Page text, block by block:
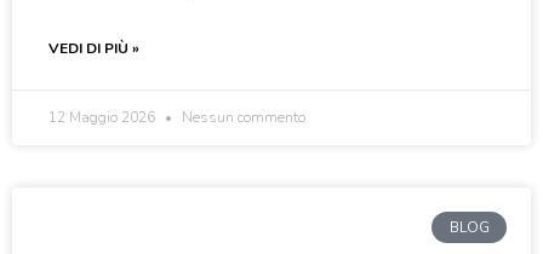
VEDI DI PIÙ »
12 Maggio 2026 Nessun commento
BLOG